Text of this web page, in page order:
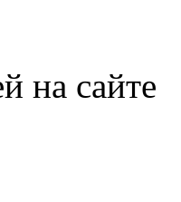
на сайте